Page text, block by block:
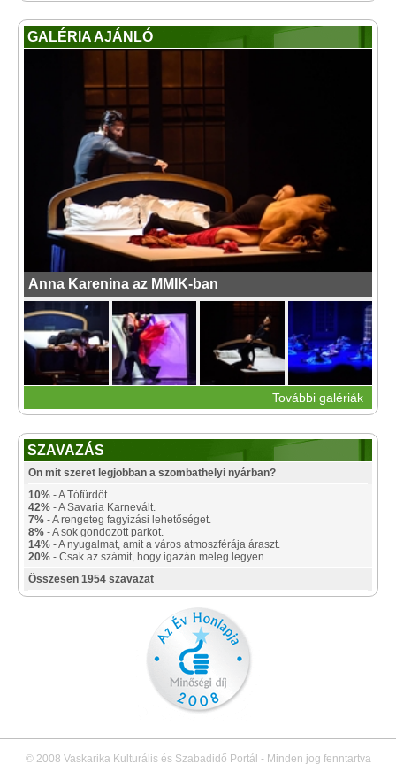
GALÉRIA AJÁNLÓ
Anna Karenina az MMIK-ban
További galériák
SZAVAZÁS
Ön mit szeret legjobban a szombathelyi nyárban?
10% - A Tófürdőt.
42% - A Savaria Karnevált.
7% - A rengeteg fagyizási lehetőséget.
8% - A sok gondozott parkot.
14% - A nyugalmat, amit a város atmoszférája áraszt.
20% - Csak az számít, hogy igazán meleg legyen.
Összesen 1954 szavazat
© 2008 Vaskarika Kulturális és Szabadidő Portál - Minden jog fenntartva